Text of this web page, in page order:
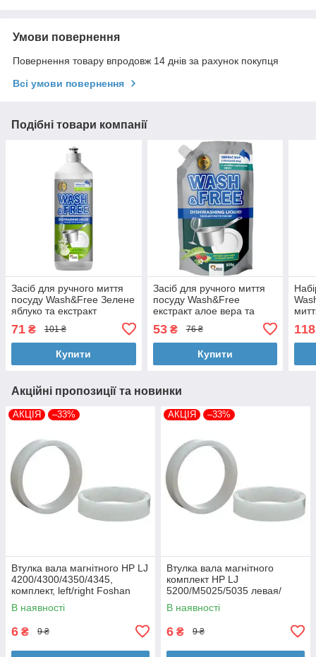
Умови повернення
Повернення товару впродовж 14 днів за рахунок покупця
Всі умови повернення
Подібні товари компанії
Засіб для ручного миття
посуду Wash&Free Зелене
яблуко та екстракт
(4260637724267/4823128001386)
71 ₴ 101 ₴
Купити
Засіб для ручного миття
посуду Wash&Free
екстракт алое вера та
лісової суниці дой-пак 500
г (4260637724670)
53₴ 76 ₴
Купити
мл
118
Акційні пропозиції та новинки
АКЦІЯ –33%
Втулка вала магнітного HP LJ
4200/4300/4350/4345,
комплект, left/right Foshan
(MAG-1338A-BSH-Foshan)
В наявності
6 ₴ 9 ₴
АКЦІЯ –33%
Втулка вала магнітного
комплект HP LJ
5200/M5025/5035 левая/
правая Foshan (MAG-7516A-
BSH-Foshan)
В наявності
6 ₴ 9 ₴